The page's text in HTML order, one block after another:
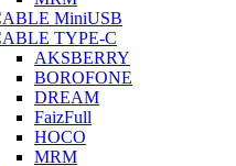
MiniUSB
TYPE-C
AKSBERRY
BOROFONE
DREAM
FaizFull
HOCO
MRM